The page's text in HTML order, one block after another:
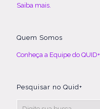
Saiba mais.
Quem Somos
Conheça a Equipe do QUID+
Pesquisar no Quid+